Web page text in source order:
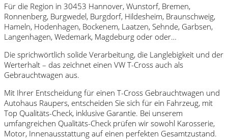
Für die Region in 30453 Hannover, Wunstorf, Bremen,
Ronnenberg, Burgwedel, Burgdorf, Hildesheim, Braunschweig,
Hameln, Hodenhagen, Bockenem, Laatzen, Sehnde, Garbsen,
Langenhagen, Wedemark, Magdeburg oder oder…
Die sprichwörtlich solide Verarbeitung, die Langlebigkeit und der
Werterhalt – das zeichnet einen VW T-Cross auch als
Gebrauchtwagen aus.
Mit Ihrer Entscheidung für einen T-Cross Gebrauchtwagen und
Autohaus Raupers, entscheiden Sie sich für ein Fahrzeug, mit
Top Qualitäts-Check, inklusive Garantie. Bei unserem
umfangreichen Qualitäts-Check prüfen wir sowohl Karosserie,
Motor, Innenausstattung auf einen perfekten Gesamtzustand.